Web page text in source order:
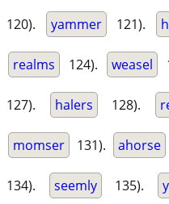
120). yammer 121).
realms 124). weasel
127). halers 128).
momser 131). ahorse
134). seemly 135).